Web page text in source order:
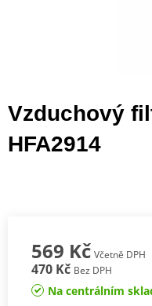
Vzduchový
HFA2914
569 Kč Včetně DPH
470 Kč Bez DPH
Na centrálním